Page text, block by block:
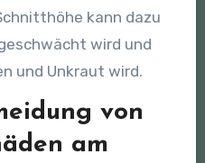
kann dazu
wird und
und Unkraut wird.
von
am